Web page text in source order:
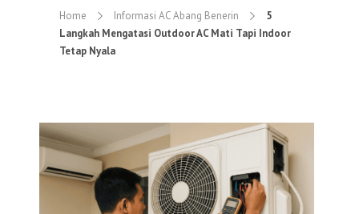
Home Informasi AC Abang Benerin
5
Langkah Mengatasi Outdoor AC Mati Tapi Indoor
Tetap Nyala